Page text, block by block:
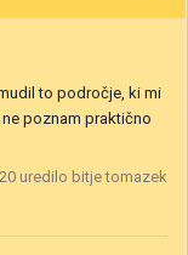
to področje, ki mi
poznam praktično
uredilo bitje tomazek